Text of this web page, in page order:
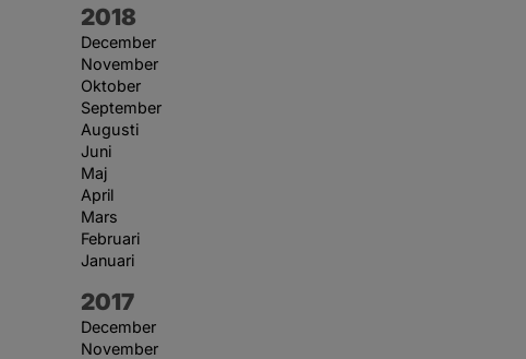
År:
2018
December
November
Oktober
September
Augusti
Juni
Maj
April
Mars
Februari
Januari
År:
2017
December
November